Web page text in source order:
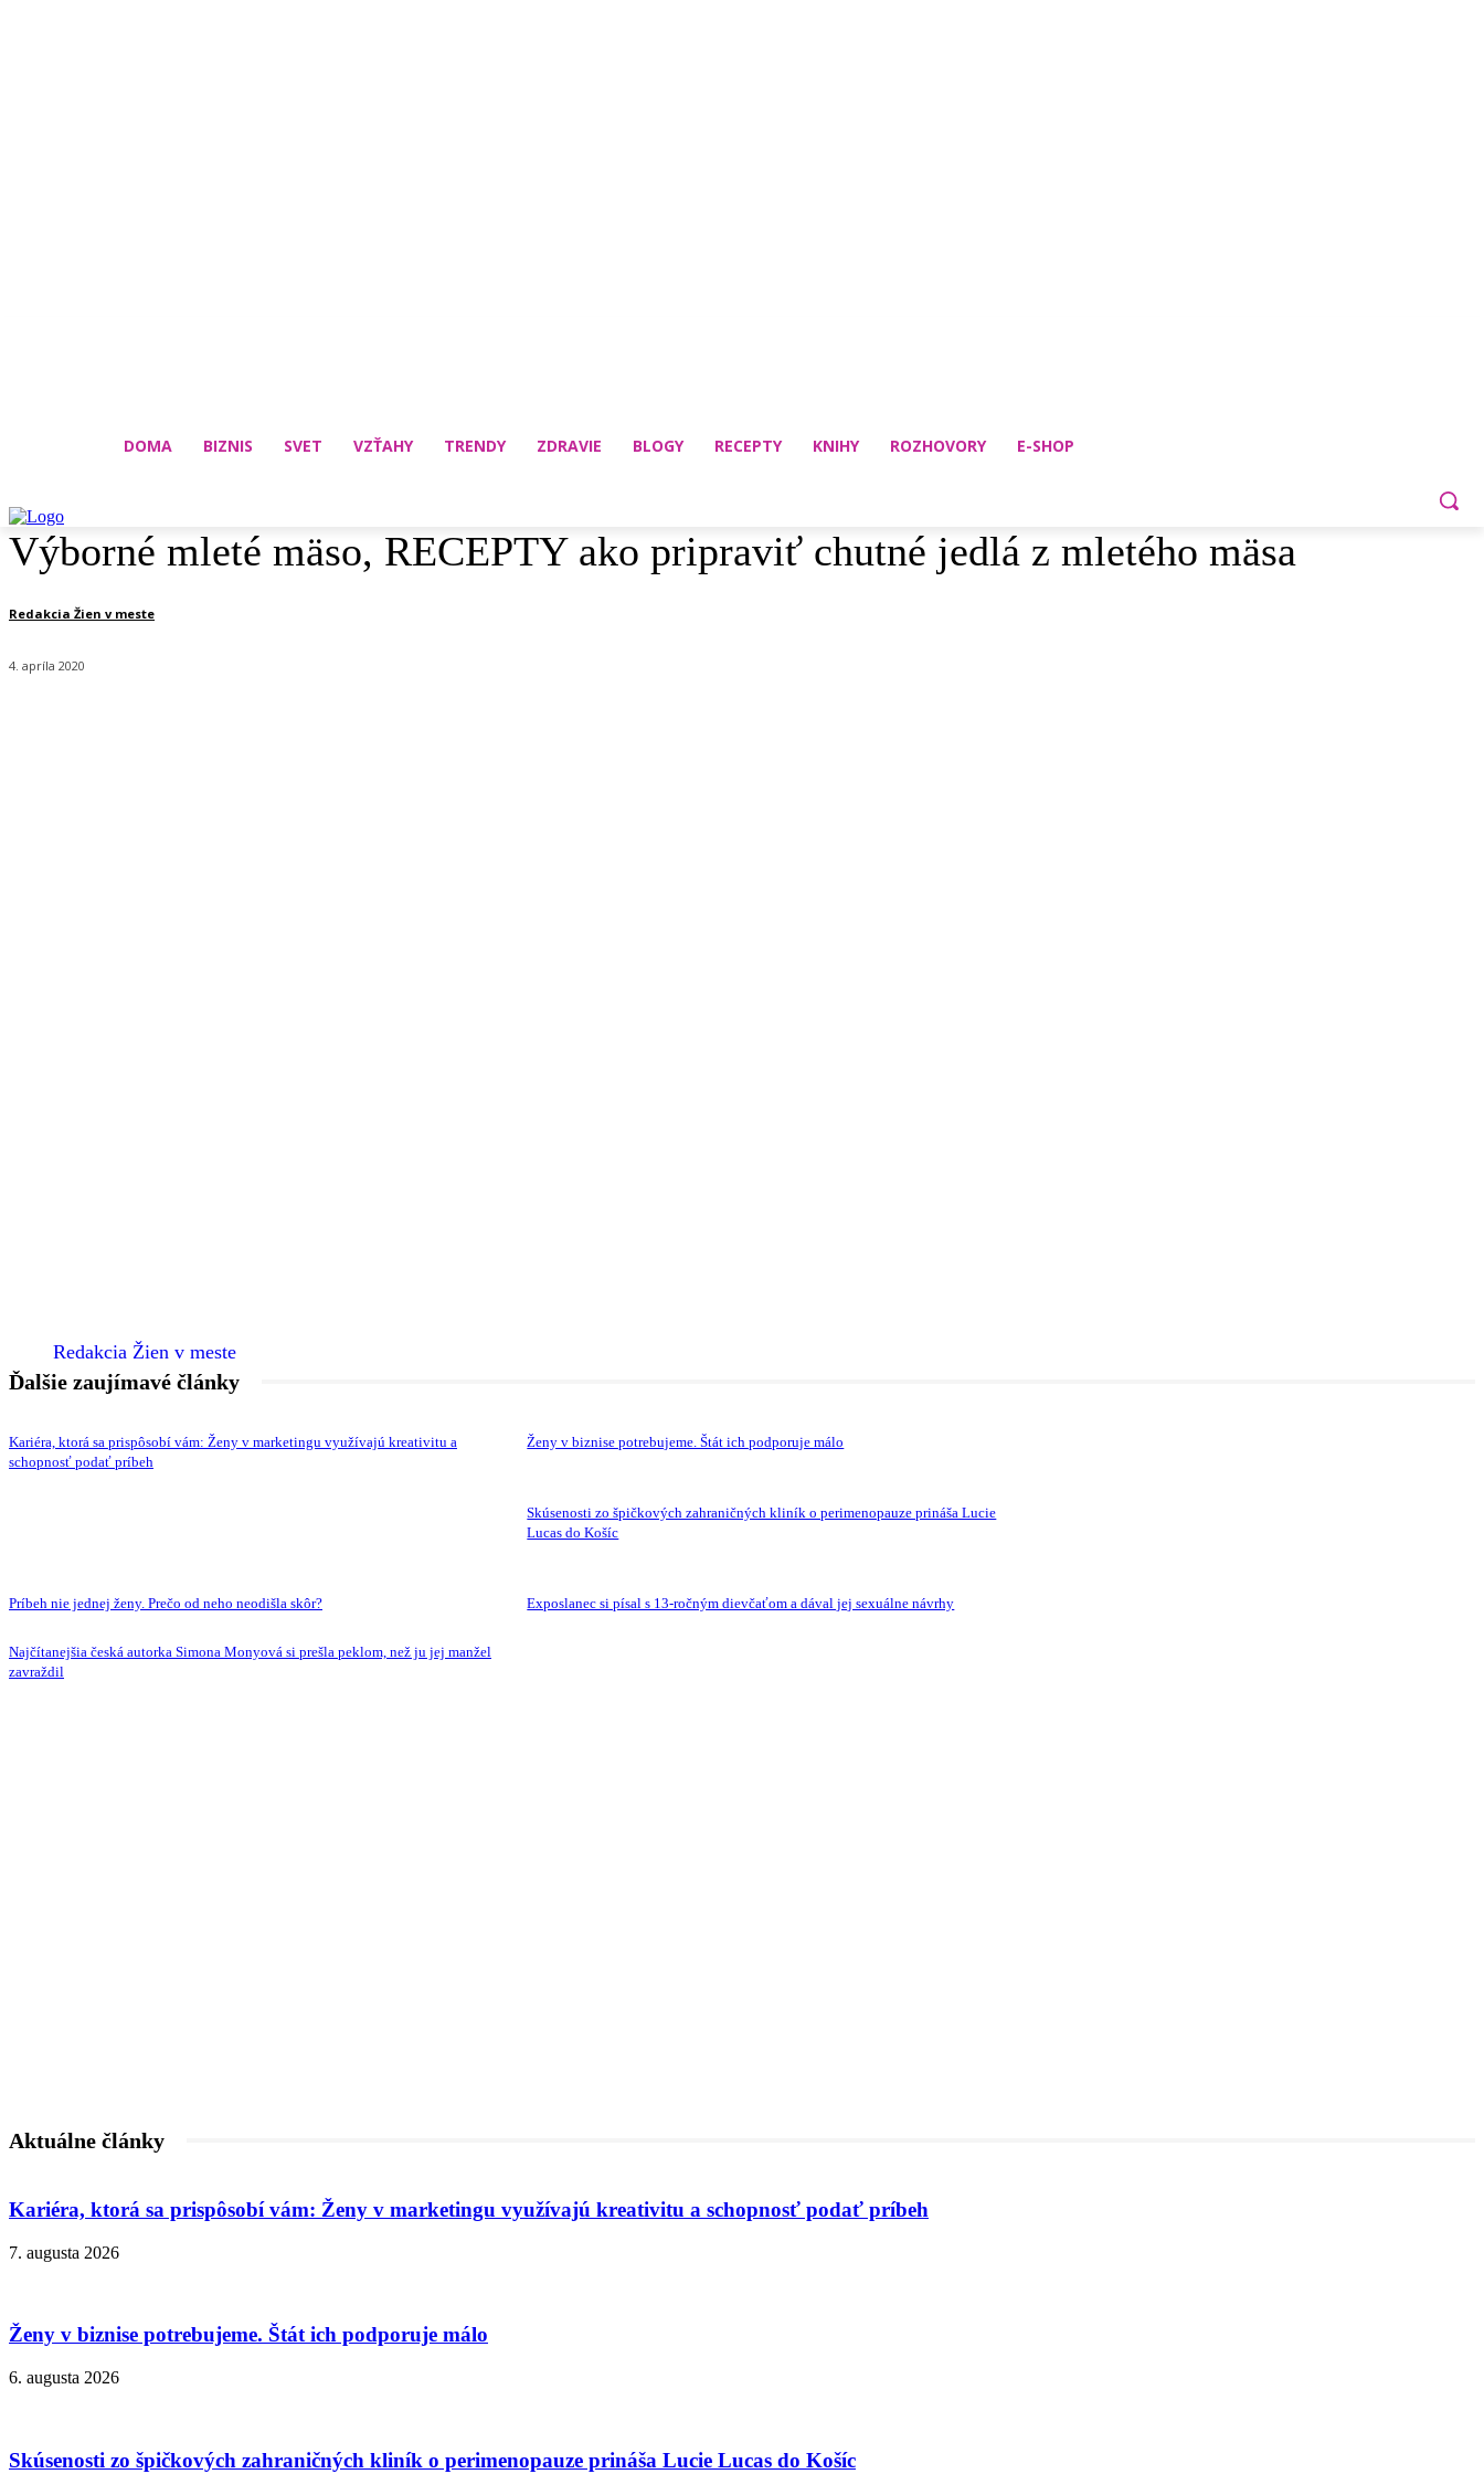
DOMA BIZNIS SVET VZŤAHY TRENDY ZDRAVIE BLOGY RECEPTY KNIHY ROZHOVORY E-SHOP
Výborné mleté mäso, RECEPTY ako pripraviť chutné jedlá z mletého mäsa
Redakcia Žien v meste
4. apríla 2020
Redakcia Žien v meste
Ďalšie zaujímavé články
Kariéra, ktorá sa prispôsobí vám: Ženy v marketingu využívajú kreativitu a
schopnosť podať príbeh
Ženy v biznise potrebujeme. Štát ich podporuje málo
Skúsenosti zo špičkových zahraničných kliník o perimenopauze prináša Lucie
Lucas do Košíc
Príbeh nie jednej ženy. Prečo od neho neodišla skôr? Exposlanec si písal s 13-ročným dievčaťom a dával jej sexuálne návrhy
Najčítanejšia česká autorka Simona Monyová si prešla peklom, než ju jej manžel
zavraždil
Aktuálne články
Kariéra, ktorá sa prispôsobí vám: Ženy v marketingu využívajú kreativitu a schopnosť podať príbeh
7. augusta 2026
Ženy v biznise potrebujeme. Štát ich podporuje málo
6. augusta 2026
Skúsenosti zo špičkových zahraničných kliník o perimenopauze prináša Lucie Lucas do Košíc